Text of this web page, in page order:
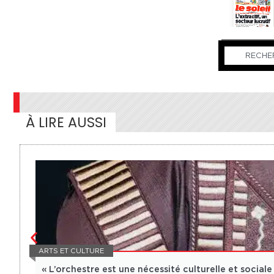
À LIRE AUSSI
ARTS ET CULTURE
« L’orchestre est une nécessité culturelle et sociale